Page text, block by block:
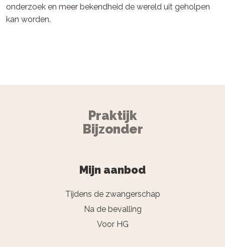
onderzoek en meer bekendheid de wereld uit geholpen
kan worden.
Praktijk
Bijzonder
Mijn aanbod
Tijdens de zwangerschap
Na de bevalling
Voor HG